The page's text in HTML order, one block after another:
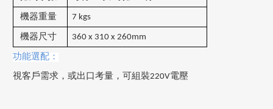
機器重量 7 kgs
機器尺寸 360 x 310 x 260mm
功能選配：
視客戶需求，或出口考量，可組裝220V電壓